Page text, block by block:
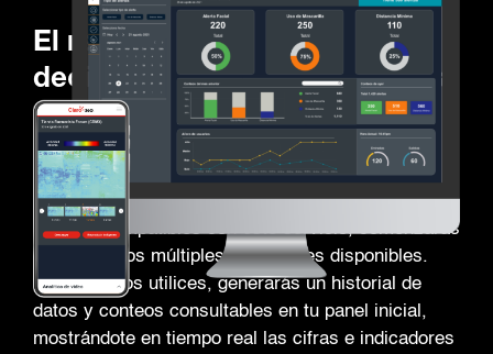
El resumen de toma de
decisiones sobre los espacios
corporativos.
Todo lo que necesitas en una pantalla. Al integrar
equipos compatibles con este servicio, comenzarás
a detectar los múltiples indicadores disponibles.
Conforme los utilices, generarás un historial de
datos y conteos consultables en tu panel inicial,
mostrándote en tiempo real las cifras e indicadores